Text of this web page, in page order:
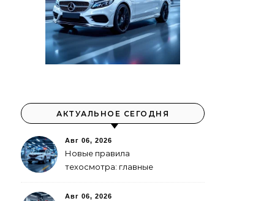
АКТУАЛЬНОЕ СЕГОДНЯ
Авг 06, 2026
Новые правила
техосмотра: главные
Авг 06, 2026